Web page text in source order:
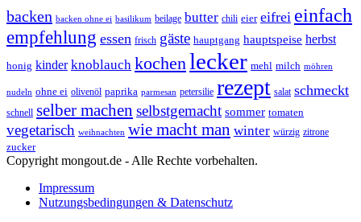
backen backen ohne ei basilikum beilage butter chili eier eifrei einfach
empfehlung essen frisch gäste hauptgang hauptspeise herbst
honig kinder knoblauch kochenlecker mehl milch möhren
nudeln ohne ei olivenöl paprika parmesan petersilie rezept salat schmeckt
schnell selber machen selbstgemacht sommer tomaten
vegetarisch weihnachten wie macht man winter würzig zitrone
zucker
Copyright mongout.de - Alle Rechte vorbehalten.
Impressum
Nutzungsbedingungen & Datenschutz